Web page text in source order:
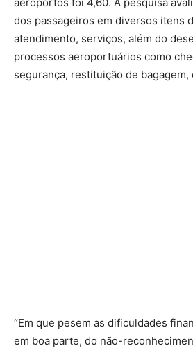
dos passageiros em diversos itens
atendimento, serviços, além do
processos aeroportuários como
segurança, restituição de
“Em que pesem as dificuldades
em boa parte, do não-